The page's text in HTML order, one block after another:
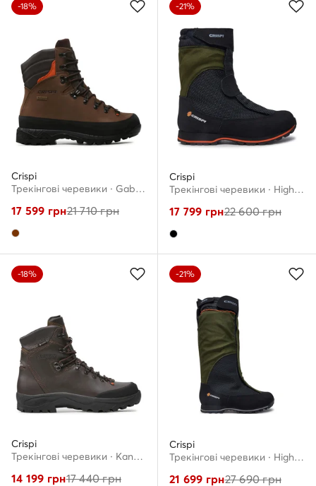
-18%
Crispi
Трекінгові черевики · Gabro Gtx GORE-TEX CR39204203 · Коричневий
17 599 грн21 710грн
-21%
Crispi
Трекінгові черевики · Highland Mid CF4350 9924 · Чорний
17 799 грн22 600грн
-18%
Crispi
Трекінгові черевики · Kanada Evo Gtx GORE TEX CF47454000 · Коричневий
14 199 грн17 440грн
-21%
Crispi
Трекінгові черевики · Highland Hp GORE-TEX CF43302800 · Зелений
21 699 грн27 690грн